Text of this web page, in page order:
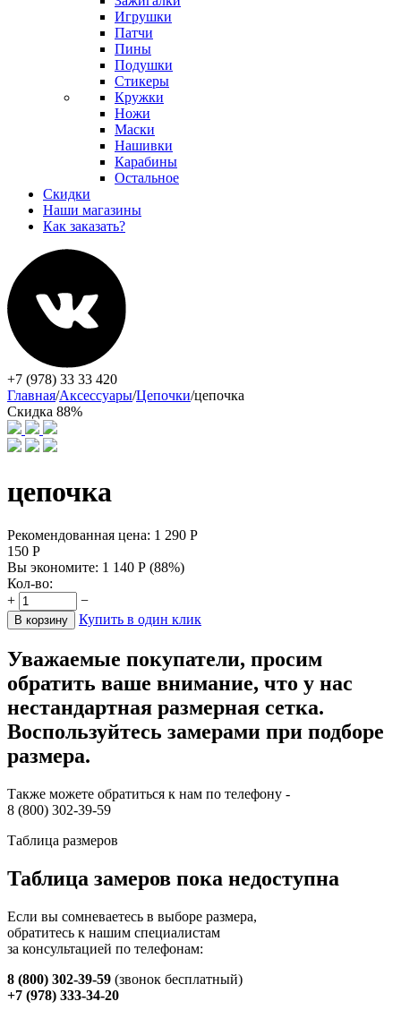
Игрушки
Патчи
Пины
Подушки
Стикеры
Кружки
Ножи
Маски
Нашивки
Карабины
Остальное
Скидки
Наши магазины
Как заказать?
+7 (978) 33 33 420
Главная/Аксессуары/Цепочки/цепочка
Скидка 88%
цепочка
Рекомендованная цена: 1 290 Р
150 Р
Вы экономите: 1 140 Р (88%)
Кол-во:
+
−
В корзину Купить в один клик
Уважаемые покупатели, просим
обратить ваше внимание, что у нас
нестандартная размерная сетка.
Воспользуйтесь замерами при подборе
размера.
Также можете обратиться к нам по телефону -
8 (800) 302-39-59
Таблица размеров
Таблица замеров пока недоступна
Если вы сомневаетесь в выборе размера,
обратитесь к нашим специалистам
за консультацией по телефонам:
8 (800) 302-39-59 (звонок бесплатный)
+7 (978) 333-34-20